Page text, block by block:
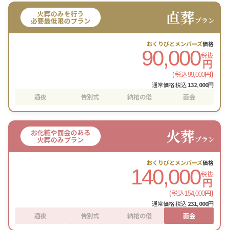
火葬のみを行う
必要最低限のプラン 直葬プラン
おくりびとメンバーズ価格
90,000税抜
円
(税込99,000円)
通常価格 税込132,000円
通夜 告別式 納棺の儀 面会
お化粧や面会のある
火葬のみプラン 火葬プラン
おくりびとメンバーズ価格
140,000税抜
円
(税込154,000円)
通常価格 税込231,000円
通夜 告別式 納棺の儀 面会